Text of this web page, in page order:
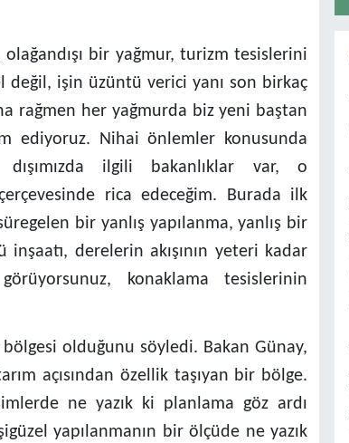
bir yağmur, turizm tesislerini
işin üzüntü verici yanı son birkaç
rağmen her yağmurda biz yeni baştan
ediyoruz. Nihai önlemler konusunda
ilgili bakanlıklar var, o
rica edeceğim. Burada ilk
bir yanlış yapılanma, yanlış bir
derelerin akışının yeteri kadar
konaklama tesislerinin
olduğunu söyledi. Bakan Günay,
açısından özellik taşıyan bir bölge.
ne yazık ki planlama göz ardı
yapılanmanın bir ölçüde ne yazık